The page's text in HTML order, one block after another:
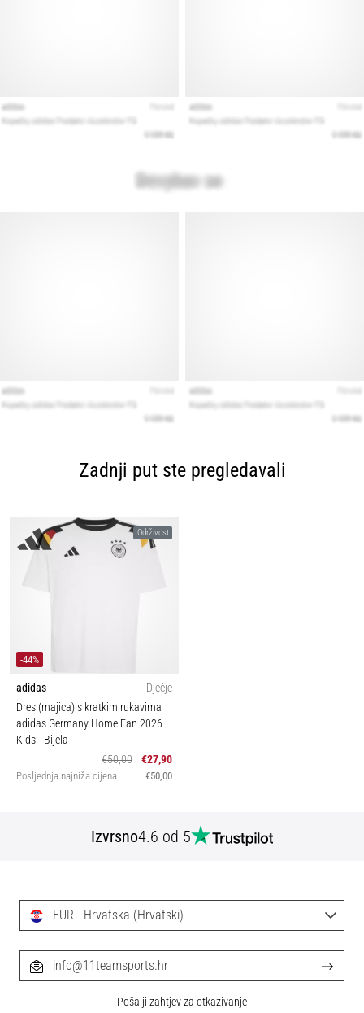
Zadnji put ste pregledavali
Održivost
-44%
adidas
Dječje
Dres (majica) s kratkim rukavima
adidas Germany Home Fan 2026
Kids- Bijela
€50,00
€27,90
Posljednja najniža cijena €50,00
Izvrsno4.6 od 5
EUR - Hrvatska (Hrvatski)
info@11teamsports.hr
Pošalji zahtjev za otkazivanje